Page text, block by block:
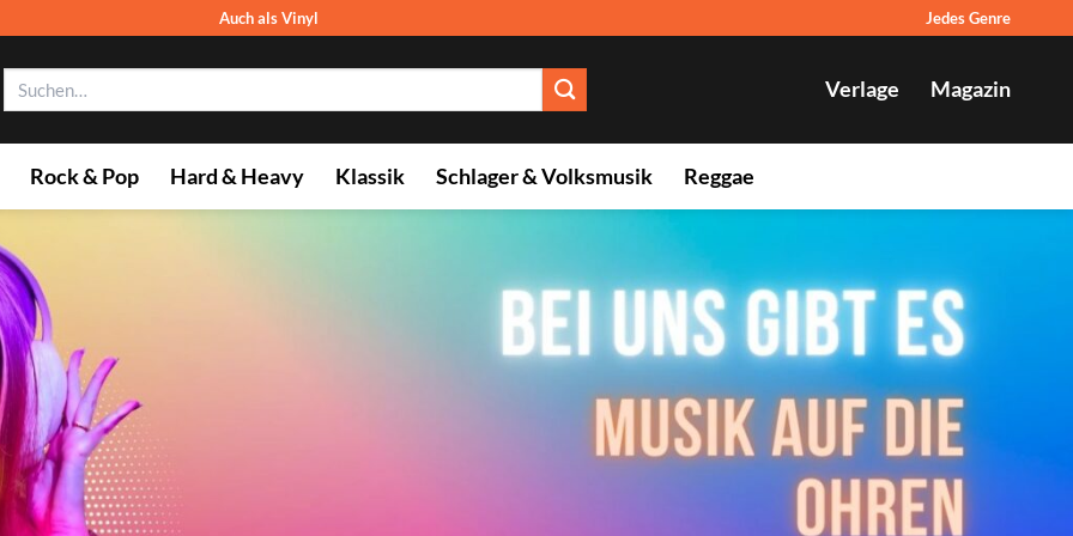
Auch als Vinyl Jedes Genre
Verlage Magazin
Rock & Pop Hard & Heavy Klassik Schlager & Volksmusik Reggae